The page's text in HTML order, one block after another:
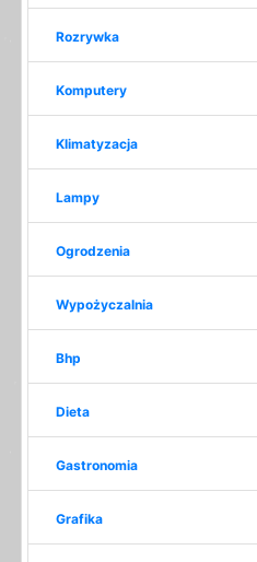
Rozrywka
Komputery
Klimatyzacja
Lampy
Ogrodzenia
Wypożyczalnia
Bhp
Dieta
Gastronomia
Grafika